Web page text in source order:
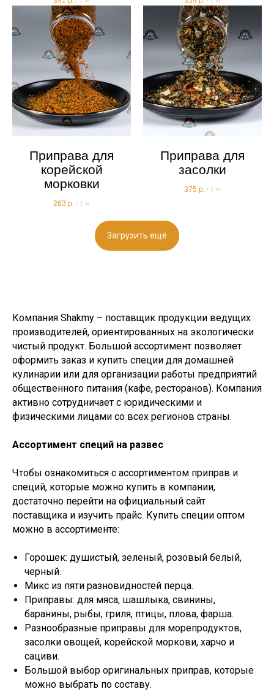
Приправа для
корейской
морковки
263 р. / 1 кг
Приправа для
засолки
375 р. / 1 кг
Загрузить ещё
Компания Shakmy – поставщик продукции ведущих
производителей, ориентированных на экологически
чистый продукт. Большой ассортимент позволяет
оформить заказ и купить специи для домашней
кулинарии или для организации работы предприятий
общественного питания (кафе, ресторанов). Компания
активно сотрудничает с юридическими и
физическими лицами со всех регионов страны.
Ассортимент специй на развес
Чтобы ознакомиться с ассортиментом приправ и
специй, которые можно купить в компании,
достаточно перейти на официальный сайт
поставщика и изучить прайс. Купить специи оптом
можно в ассортименте:
Горошек: душистый, зеленый, розовый белый,
черный.
Микс из пяти разновидностей перца.
Приправы: для мяса, шашлыка, свинины,
баранины, рыбы, гриля, птицы, плова, фарша.
Разнообразные приправы для морепродуктов,
засолки овощей, корейской моркови, харчо и
сациви.
Большой выбор оригинальных приправ, которые
можно выбрать по составу.